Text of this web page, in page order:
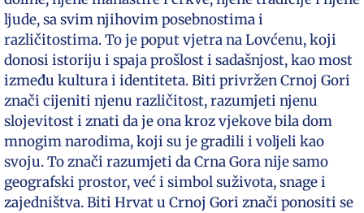
ljude, sa svim njihovim posebnostima i
različitostima. To je poput vjetra na Lovćenu, koji
donosi istoriju i spaja prošlost i sadašnjost, kao most
između kultura i identiteta. Biti privržen Crnoj Gori
znači cijeniti njenu različitost, razumjeti njenu
slojevitost i znati da je ona kroz vjekove bila dom
mnogim narodima, koji su je gradili i voljeli kao
svoju. To znači razumjeti da Crna Gora nije samo
geografski prostor, već i simbol suživota, snage i
zajedništva. Biti Hrvat u Crnoj Gori znači ponositi se